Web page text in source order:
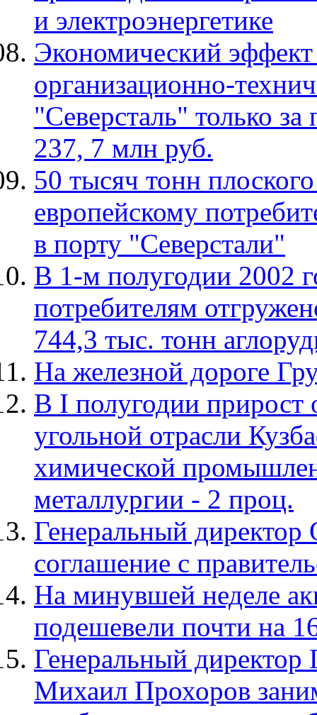
и электроэнергетике
Экономический
организационно-
"Северсталь" только
237, 7 млн руб.
50 тысяч тонн
европейскому
в порту "Северстали"
В 1-м полугодии 2002
потребителям
744,3 тыс. тонн
На железной дороге
В I полугодии прирост
угольной отрасли
химической
металлургии - 2 проц.
Генеральный
соглашение с
На минувшей неделе
подешевели почти на
Генеральный
Михаил Прохоров